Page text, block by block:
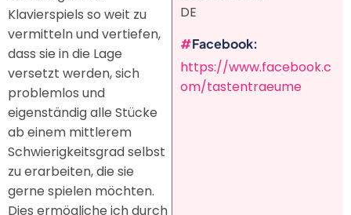
Klavierspiels so weit zu
vermitteln und vertiefen,
dass sie in die Lage
versetzt werden, sich
problemlos und
eigenständig alle Stücke
ab einem mittlerem
Schwierigkeitsgrad selbst
zu erarbeiten, die sie
gerne spielen möchten.
Dies ermögliche ich durch
DE
Facebook
https://www.facebook.c
om/tastentraeume